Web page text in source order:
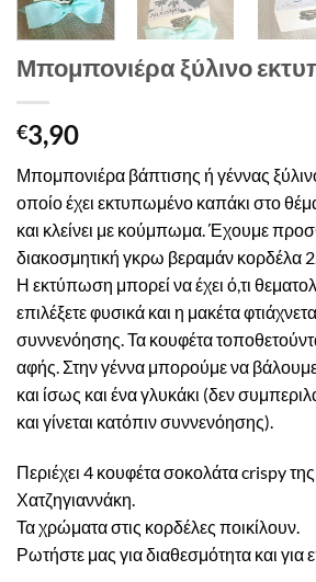
Μπομπονιέρα ξύλινο
€3,90
Μπομπονιέρα βάπτισης ή γέννας
οποίο έχει εκτυπωμένο καπάκι στο
και κλείνει με κούμπωμα. Έχουμε
διακοσμητική γκρω βεραμάν κορδέλα
Η εκτύπωση μπορεί να έχει ό,τι
επιλέξετε φυσικά και η μακέτα
συννενόησης. Τα κουφέτα
αφής. Στην γέννα μπορούμε να
και ίσως και ένα γλυκάκι (δεν
και γίνεται κατόπιν συννενόησης).
Περιέχει 4 κουφέτα σοκολάτα crispy της
Χατζηγιαννάκη.
Τα χρώματα στις κορδέλες ποικίλουν.
Ρωτήστε μας για διαθεσμότητα και για